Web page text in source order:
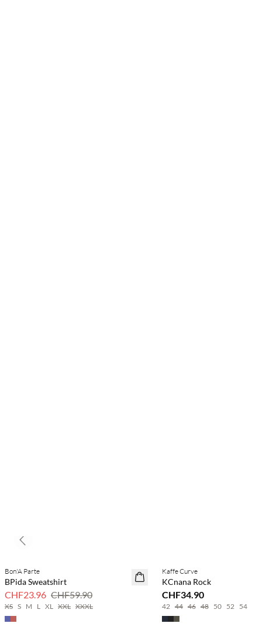
SAVE20
Bon'A Parte
BPida Sweatshirt
CHF23.96 CHF59.90
XS S M L XL XXL XXXL
Kaffe Curve
KCnana Rock
CHF34.90
42 44 46 48 50 52 54
Previous slide